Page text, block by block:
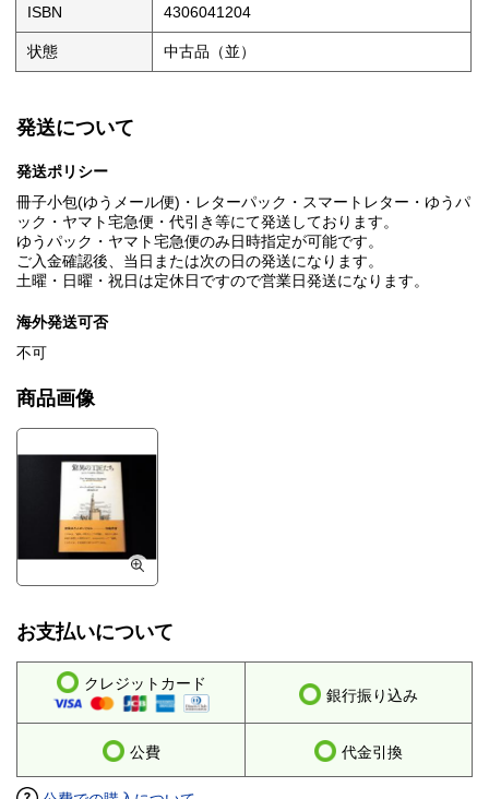
ISBN 4306041204
状態 中古品（並）
発送について
発送ポリシー
冊子小包(ゆうメール便)・レターパック・スマートレター・ゆうパ
ック・ヤマト宅急便・代引き等にて発送しております。
ゆうパック・ヤマト宅急便のみ日時指定が可能です。
ご入金確認後、当日または次の日の発送になります。
土曜・日曜・祝日は定休日ですので営業日発送になります。
海外発送可否
不可
商品画像
お支払いについて
クレジットカード
銀行振り込み
公費 代金引換